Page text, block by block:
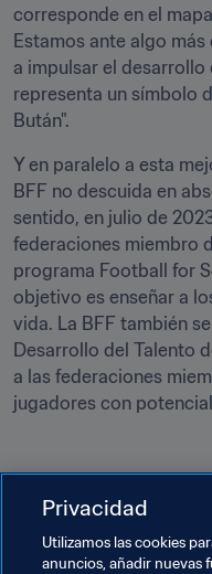
corresponde en el
Estamos ante algo
a impulsar el
representa un símbolo
Bután".
Y en paralelo a esta
BFF no descuida en
sentido, en julio de
federaciones miembro
programa Football for
objetivo es enseñar a
vida. La BFF también
Desarrollo del Talento
a las federaciones
jugadores con
Temas
Privacidad
Utilizamos las cookies
anuncios, añadir nuevas